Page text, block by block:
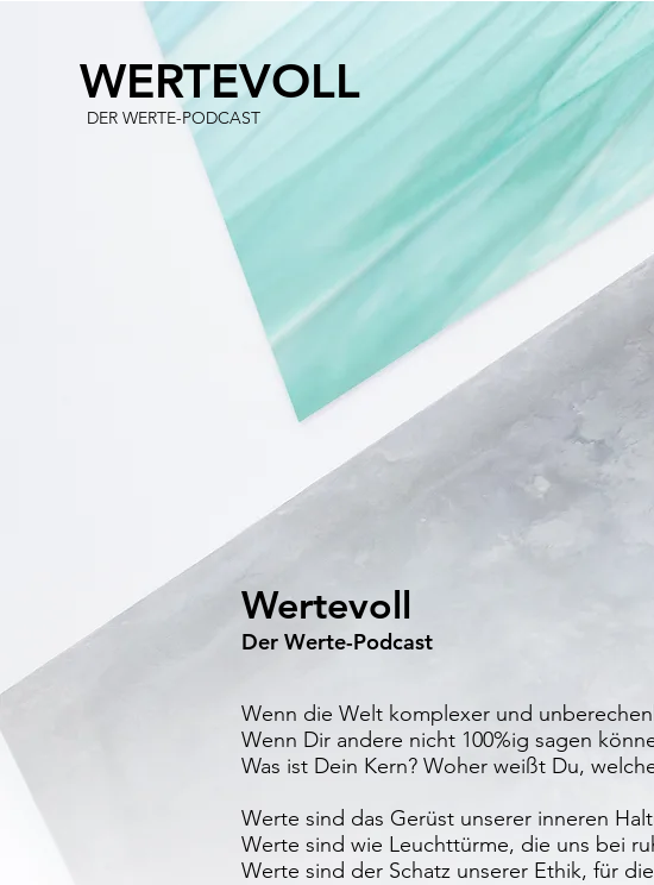
WERTEVOLL
DER WERTE-PODCAST
Wertevoll
Der Werte-Podcast
Wenn die Welt komplexer und
Wenn Dir andere nicht 100%ig sagen
Was ist Dein Kern? Woher weißt Du,
Werte sind das Gerüst unserer inneren
Werte sind wie Leuchttürme, die uns bei
Werte sind der Schatz unserer Ethik, für